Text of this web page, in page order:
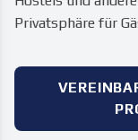
Privatsphäre für